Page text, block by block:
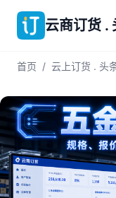
云商订货 .
首页 / 云上订货 . 头